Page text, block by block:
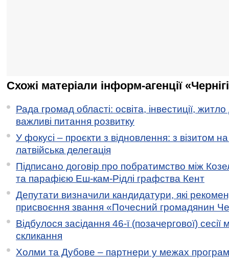
Схожі матеріали інформ-агенції
Рада громад області: освіта, інвестиції,
важливі питання розвитку
У фокусі – проєкти з відновлення: з візитом
латвійська делегація
Підписано договір про побратимство між
та парафією Еш-кам-Рідлі графства Кент
Депутати визначили кандидатури, які
присвоєння звання «Почесний громадянин
Відбулося засідання 46-ї (позачергової) сесії
скликання
Холми та Дубове – партнери у межах